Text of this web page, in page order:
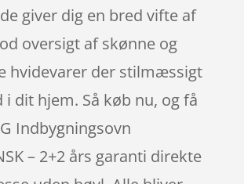
giver dig en bred vifte af
oversigt af skønne og
hvidevarer der stilmæssigt
i dit hjem. Så køb nu, og få
Indbygningsovn
– 2+2 års garanti direkte